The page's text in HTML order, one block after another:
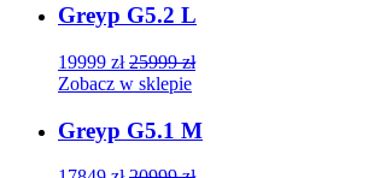
Greyp G5.2 L
19999 zł 25999zł
Zobacz w sklepie
Greyp G5.1 M